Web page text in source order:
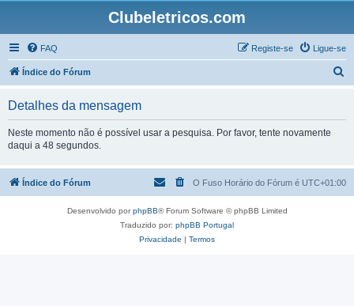
Clubeletricos.com
FAQ Ligue-se
Registe-se
Índice do Fórum
s
Detalhes da mensagem
Neste momento não é possível usar a pesquisa. Por favor, tente novamente
daqui a 48 segundos.
Índice do Fórum O Fuso Horário do Fórum é UTC+01:00
Desenvolvido porphpBB® Forum Software © phpBB Limited
Traduzido por: phpBB Portugal
Privacidade | Termos